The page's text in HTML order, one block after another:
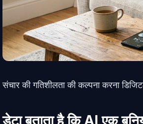
संचार की गतिशीलता की कल्पना करना
डेटा बताता है कि AI एक